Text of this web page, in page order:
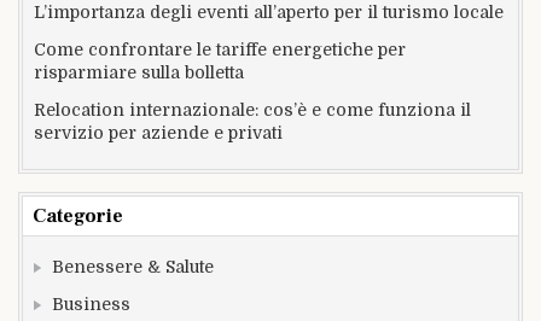
L’importanza degli eventi all’aperto per il turismo locale
Come confrontare le tariffe energetiche per
risparmiare sulla bolletta
Relocation internazionale: cos’è e come funziona il
servizio per aziende e privati
Categorie
Benessere & Salute
Business